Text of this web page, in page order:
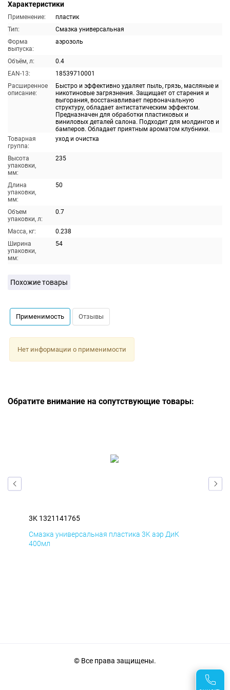
Характеристики
Применение:
пластик
Тип:
Смазка универсальная
Форма
выпуска:
аэрозоль
Объём, л:
0.4
EAN-13:
18539710001
Расширенное
описание:
Быстро и эффективно удаляет пыль, грязь, масляные и
никотиновые загрязнения. Защищает от старения и
выгорания, восстанавливает первоначальную
структуру, обладает антистатическим эффектом.
Предназначен для обработки пластиковых и
виниловых деталей салона. Подходит для молдингов и
бамперов. Обладает приятным ароматом клубники.
Товарная
группа:
уход и очистка
Высота
упаковки,
мм:
235
Длина
упаковки,
мм:
50
Объем
упаковки, л:
0.7
Масса, кг:
0.238
Ширина
упаковки,
мм:
54
Похожие товары
Применимость Отзывы
Нет информации о применимости
Обратите внимание на сопутствующие товары:
3K 1321141765
Смазка универсальная пластика 3K аэр ДиК
400мл
© Все права защищены.